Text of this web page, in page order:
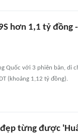
hơn 1,1 tỷ
Quốc với 3 phiên bản, di
(khoảng 1,12 tỷ đồng).
từng được